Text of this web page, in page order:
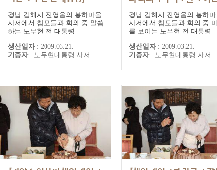
경남 김해시 진영읍의 봉하마을
사저에서 참모들과 회의 중 말씀
하는 노무현 전 대통령
생산일자 : 2009.03.21.
기증자 : 노무현대통령 사저
노무현 전 대통령]
경남 김해시 진영읍의 봉하
사저에서 참모들과 회의 중
를 보이는 노무현 전 대통령
생산일자 : 2009.03.21.
기증자 : 노무현대통령 사저